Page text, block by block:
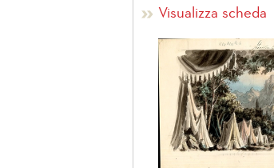
Visualizza scheda